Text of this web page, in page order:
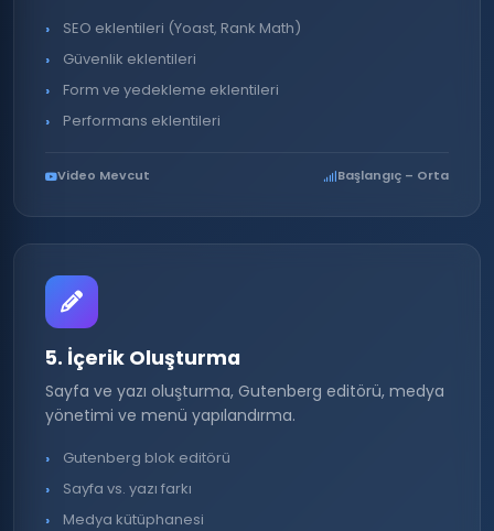
SEO eklentileri (Yoast, Rank Math)
Güvenlik eklentileri
Form ve yedekleme eklentileri
Performans eklentileri
Video Mevcut Başlangıç – Orta
5. İçerik Oluşturma
Sayfa ve yazı oluşturma, Gutenberg editörü, medya
yönetimi ve menü yapılandırma.
Gutenberg blok editörü
Sayfa vs. yazı farkı
Medya kütüphanesi